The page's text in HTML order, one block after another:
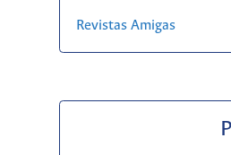
Revistas Amigas